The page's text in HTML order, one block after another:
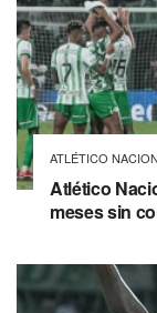
ATLÉTICO
Atlético
meses sin